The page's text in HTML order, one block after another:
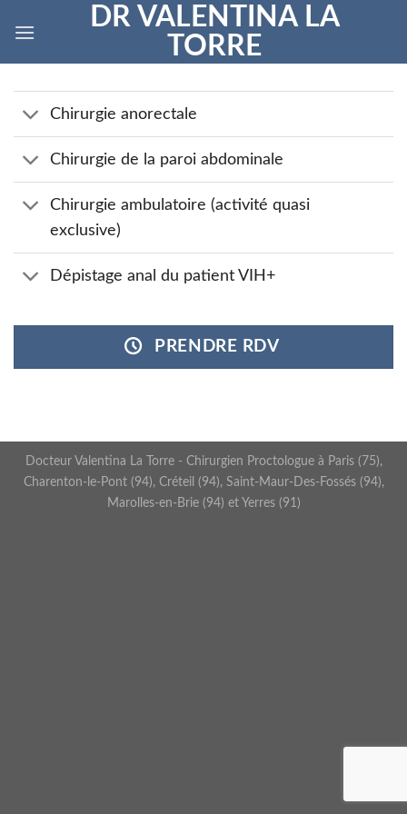
DR VALENTINA LA
TORRE
Chirurgie anorectale
Chirurgie de la paroi abdominale
Chirurgie ambulatoire (activité quasi
exclusive)
Dépistage anal du patient VIH+
PRENDRE RDV
Docteur Valentina La Torre - Chirurgien Proctologue à Paris (75),
Charenton-le-Pont (94), Créteil (94), Saint-Maur-Des-Fossés (94),
Marolles-en-Brie (94) et Yerres (91)